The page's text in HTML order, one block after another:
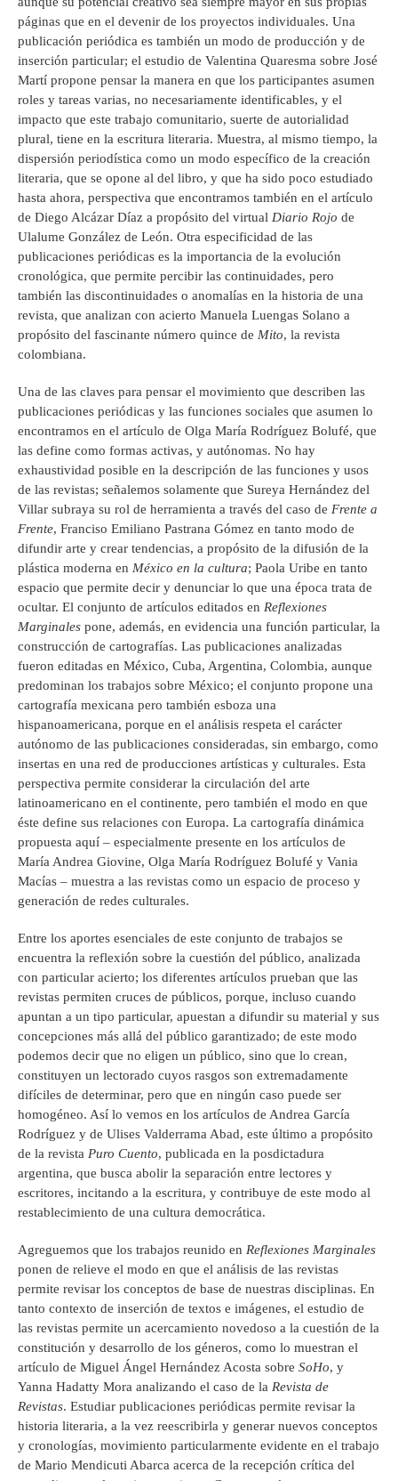
páginas que en el devenir de los proyectos individuales. Una
publicación periódica es también un modo de producción y de
inserción particular; el estudio de Valentina Quaresma sobre José
Martí propone pensar la manera en que los participantes asumen
roles y tareas varias, no necesariamente identificables, y el
impacto que este trabajo comunitario, suerte de autorialidad
plural, tiene en la escritura literaria. Muestra, al mismo tiempo, la
dispersión periodística como un modo específico de la creación
literaria, que se opone al del libro, y que ha sido poco estudiado
hasta ahora, perspectiva que encontramos también en el artículo
de Diego Alcázar Díaz a propósito del virtual Diario Rojo de
Ulalume González de León. Otra especificidad de las
publicaciones periódicas es la importancia de la evolución
cronológica, que permite percibir las continuidades, pero
también las discontinuidades o anomalías en la historia de una
revista, que analizan con acierto Manuela Luengas Solano a
propósito del fascinante número quince de Mito, la revista
colombiana.
Una de las claves para pensar el movimiento que describen las
publicaciones periódicas y las funciones sociales que asumen lo
encontramos en el artículo de Olga María Rodríguez Bolufé, que
las define como formas activas, y autónomas. No hay
exhaustividad posible en la descripción de las funciones y usos
de las revistas; señalemos solamente que Sureya Hernández del
Villar subraya su rol de herramienta a través del caso de Frente a
Frente, Franciso Emiliano Pastrana Gómez en tanto modo de
difundir arte y crear tendencias, a propósito de la difusión de la
plástica moderna en México en la cultura; Paola Uribe en tanto
espacio que permite decir y denunciar lo que una época trata de
ocultar. El conjunto de artículos editados en Reflexiones
Marginales pone, además, en evidencia una función particular, la
construcción de cartografías. Las publicaciones analizadas
fueron editadas en México, Cuba, Argentina, Colombia, aunque
predominan los trabajos sobre México; el conjunto propone una
cartografía mexicana pero también esboza una
hispanoamericana, porque en el análisis respeta el carácter
autónomo de las publicaciones consideradas, sin embargo, como
insertas en una red de producciones artísticas y culturales. Esta
perspectiva permite considerar la circulación del arte
latinoamericano en el continente, pero también el modo en que
éste define sus relaciones con Europa. La cartografía dinámica
propuesta aquí – especialmente presente en los artículos de
María Andrea Giovine, Olga María Rodríguez Bolufé y Vania
Macías – muestra a las revistas como un espacio de proceso y
generación de redes culturales.
Entre los aportes esenciales de este conjunto de trabajos se
encuentra la reflexión sobre la cuestión del público, analizada
con particular acierto; los diferentes artículos prueban que las
revistas permiten cruces de públicos, porque, incluso cuando
apuntan a un tipo particular, apuestan a difundir su material y sus
concepciones más allá del público garantizado; de este modo
podemos decir que no eligen un público, sino que lo crean,
constituyen un lectorado cuyos rasgos son extremadamente
difíciles de determinar, pero que en ningún caso puede ser
homogéneo. Así lo vemos en los artículos de Andrea García
Rodríguez y de Ulises Valderrama Abad, este último a propósito
de la revista Puro Cuento, publicada en la posdictadura
argentina, que busca abolir la separación entre lectores y
escritores, incitando a la escritura, y contribuye de este modo al
restablecimiento de una cultura democrática.
Agreguemos que los trabajos reunido en Reflexiones Marginales
ponen de relieve el modo en que el análisis de las revistas
permite revisar los conceptos de base de nuestras disciplinas. En
tanto contexto de inserción de textos e imágenes, el estudio de
las revistas permite un acercamiento novedoso a la cuestión de la
constitución y desarrollo de los géneros, como lo muestran el
artículo de Miguel Ángel Hernández Acosta sobre SoHo, y
Yanna Hadatty Mora analizando el caso de la Revista de
Revistas. Estudiar publicaciones periódicas permite revisar la
historia literaria, a la vez reescribirla y generar nuevos conceptos
y cronologías, movimiento particularmente evidente en el trabajo
de Mario Mendicuti Abarca acerca de la recepción crítica del